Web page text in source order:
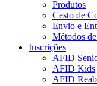
Produtos
Cesto de
Envio e
Métodos
Inscrições
AFID
AFID Kids
AFID Reab